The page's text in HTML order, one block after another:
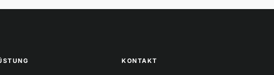
KONTAKT